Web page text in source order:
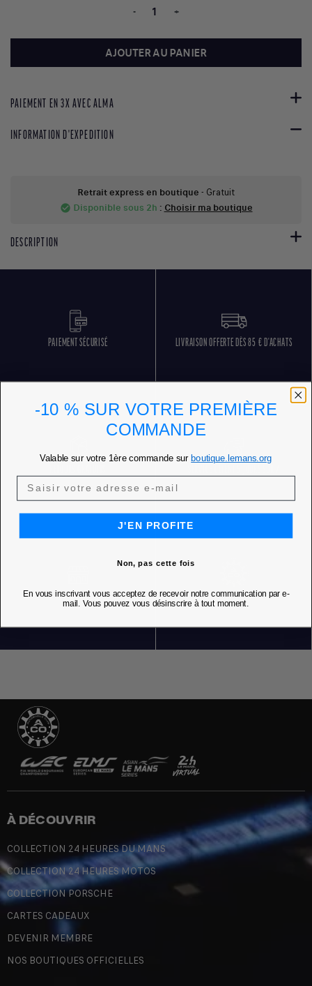
- +
AJOUTER AU PANIER
PAIEMENT EN 3X AVEC ALMA
INFORMATION D'EXPEDITION
Retrait express en boutique - Gratuit
check_circle Disponible sous 2h : Choisir ma boutique
DESCRIPTION
PAIEMENT SÉCURISÉ LIVRAISON OFFERTE DÈS 85 € D'ACHATS
NOS BOUTIQUES
À DÉCOUVRIR
COLLECTION 24 HEURES DU MANS
COLLECTION 24 HEURES MOTOS
COLLECTION PORSCHE
CARTES CADEAUX
DEVENIR MEMBRE
NOS BOUTIQUES OFFICIELLES
-10 % SUR VOTRE PREMIÈRE
COMMANDE
Valable sur votre 1ère commande sur boutique.lemans.org
J'EN PROFITE
Non, pas cette fois
En vous inscrivant vous acceptez de recevoir notre communication par e-
mail. Vous pouvez vous désinscrire à tout moment.